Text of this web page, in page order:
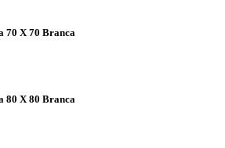
70 X 70 Branca
80 X 80 Branca